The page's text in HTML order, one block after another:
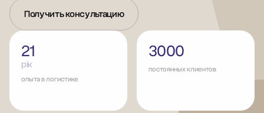
Получить консультацию
21
рік
опыта в логистике
3000
постоянных клиентов